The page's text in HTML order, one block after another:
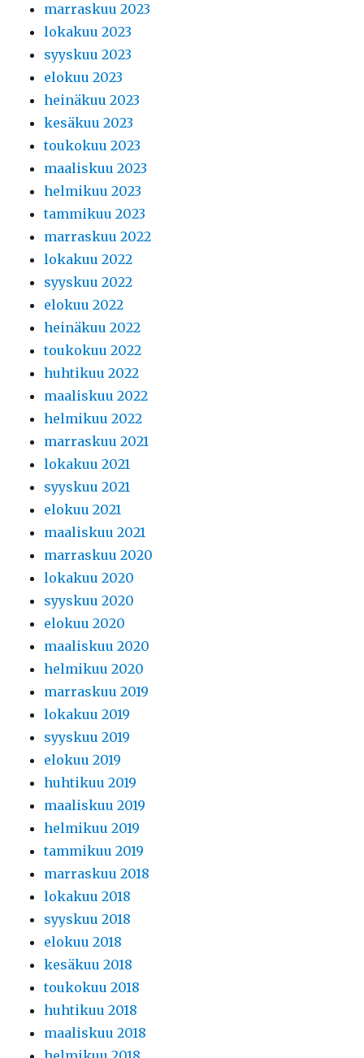
marraskuu 2023
lokakuu 2023
syyskuu 2023
elokuu 2023
heinäkuu 2023
kesäkuu 2023
toukokuu 2023
maaliskuu 2023
helmikuu 2023
tammikuu 2023
marraskuu 2022
lokakuu 2022
syyskuu 2022
elokuu 2022
heinäkuu 2022
toukokuu 2022
huhtikuu 2022
maaliskuu 2022
helmikuu 2022
marraskuu 2021
lokakuu 2021
syyskuu 2021
elokuu 2021
maaliskuu 2021
marraskuu 2020
lokakuu 2020
syyskuu 2020
elokuu 2020
maaliskuu 2020
helmikuu 2020
marraskuu 2019
lokakuu 2019
syyskuu 2019
elokuu 2019
huhtikuu 2019
maaliskuu 2019
helmikuu 2019
tammikuu 2019
marraskuu 2018
lokakuu 2018
syyskuu 2018
elokuu 2018
kesäkuu 2018
toukokuu 2018
huhtikuu 2018
maaliskuu 2018